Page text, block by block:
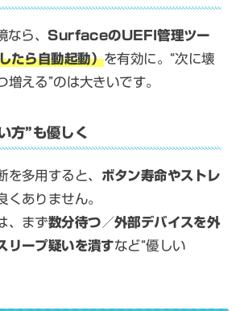
なら、 SurfaceのUEFI管理ツー
たら自動起動）を有効に。“次に壊
増える”のは大きいです。
方”も優しく
を多用すると、 ボタン寿命やストレ
くありません。
、まず数分待つ／外部デバイスを外
リープ疑いを潰すなど“優しい